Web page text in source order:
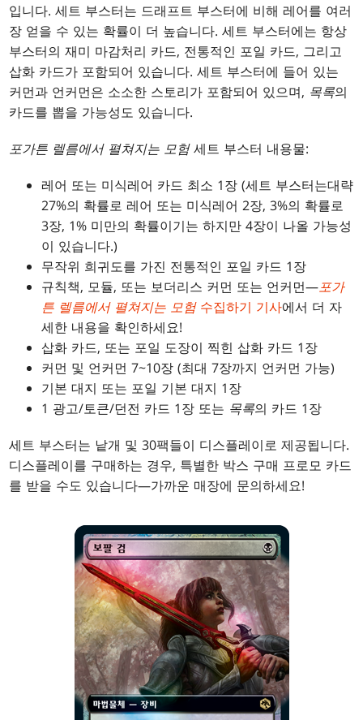
입니다. 세트 부스터는 드래프트 부스터에 비해 레어를 여러
장 얻을 수 있는 확률이 더 높습니다. 세트 부스터에는 항상
부스터의 재미 마감처리 카드, 전통적인 포일 카드, 그리고
삽화 카드가 포함되어 있습니다. 세트 부스터에 들어 있는
커먼과 언커먼은 소소한 스토리가 포함되어 있으며, 목록의
카드를 뽑을 가능성도 있습니다.
포가튼 렐름에서 펼쳐지는 모험세트 부스터 내용물:
레어 또는 미식레어 카드 최소 1장 (세트 부스터는대략
27%의 확률로 레어 또는 미식레어 2장, 3%의 확률로
3장, 1% 미만의 확률이기는 하지만 4장이 나올 가능성
이 있습니다.)
무작위 희귀도를 가진 전통적인 포일 카드 1장
규칙책, 모듈, 또는 보더리스 커먼 또는 언커먼—포가
튼 렐름에서 펼쳐지는 모험수집하기 기사에서 더 자
세한 내용을 확인하세요!
삽화 카드, 또는 포일 도장이 찍힌 삽화 카드 1장
커먼 및 언커먼 7~10장 (최대 7장까지 언커먼 가능)
기본 대지 또는 포일 기본 대지 1장
1 광고/토큰/던전 카드 1장 또는 목록의 카드 1장
세트 부스터는 낱개 및 30팩들이 디스플레이로 제공됩니다.
디스플레이를 구매하는 경우, 특별한 박스 구매 프로모 카드
를 받을 수도 있습니다—가까운 매장에 문의하세요!